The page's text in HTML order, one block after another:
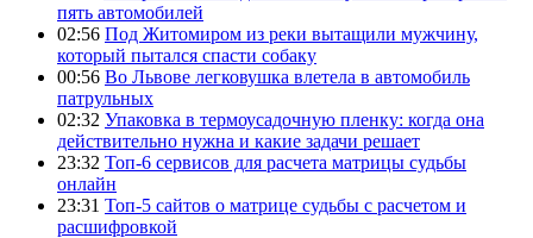
пять автомобилей
02:56 Под Житомиром из реки вытащили мужчину,
который пытался спасти собаку
00:56 Во Львове легковушка влетела в автомобиль
патрульных
02:32 Упаковка в термоусадочную пленку: когда она
действительно нужна и какие задачи решает
23:32 Топ-6 сервисов для расчета матрицы судьбы
онлайн
23:31 Топ-5 сайтов о матрице судьбы с расчетом и
расшифровкой